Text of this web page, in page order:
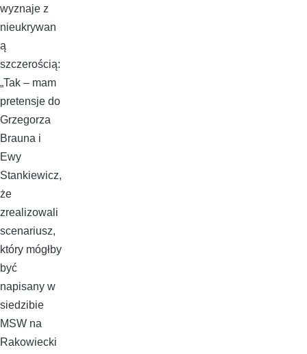
wyznaje z
nieukrywan
ą
szczerością:
„Tak – mam
pretensje do
Grzegorza
Brauna i
Ewy
Stankiewicz,
że
zrealizowali
scenariusz,
który mógłby
być
napisany w
siedzibie
MSW na
Rakowiecki